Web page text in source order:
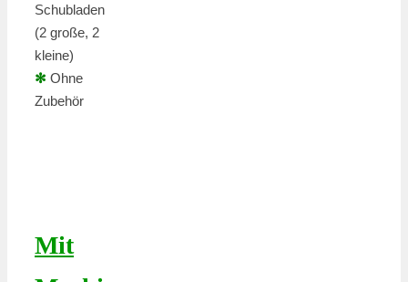
Schubladen
(2 große, 2
kleine)
✻ Ohne
Zubehör
Mit